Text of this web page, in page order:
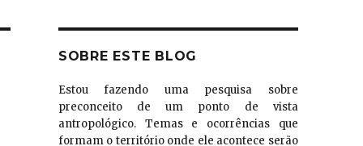
SOBRE ESTE BLOG
Estou fazendo uma pesquisa sobre
preconceito de um ponto de vista
antropológico. Temas e ocorrências que
formam o território onde ele acontece serão